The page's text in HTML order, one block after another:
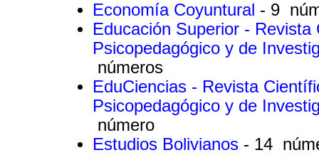
Economía Coyuntural - 9
Educación Superior -
Psicopedagógico y de
números
EduCiencias - Revista
Psicopedagógico y de
número
Estudios Bolivianos - 14